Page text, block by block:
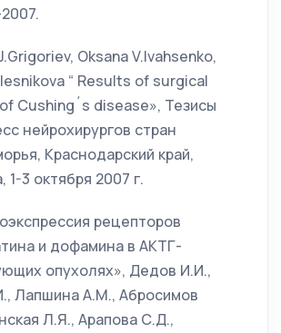
Oksana V.Ivahsenko,
“ Results of surgical
Cushing´s disease», Тезисы
нейрохирургов стран
Краснодарский край,
1-3 октября 2007 г.
рецепторов
и дофамина в АКТГ-
опухолях», Дедов И.И.,
Лапшина А.М., Абросимов
Л.Я., Арапова С.Д.,